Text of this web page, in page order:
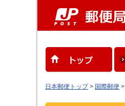
日本郵便トップ> 国際郵便 >